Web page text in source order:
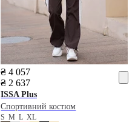
₴ 4 057
₴ 2 637
ISSA Plus
Спортивний костюм
SMLXL